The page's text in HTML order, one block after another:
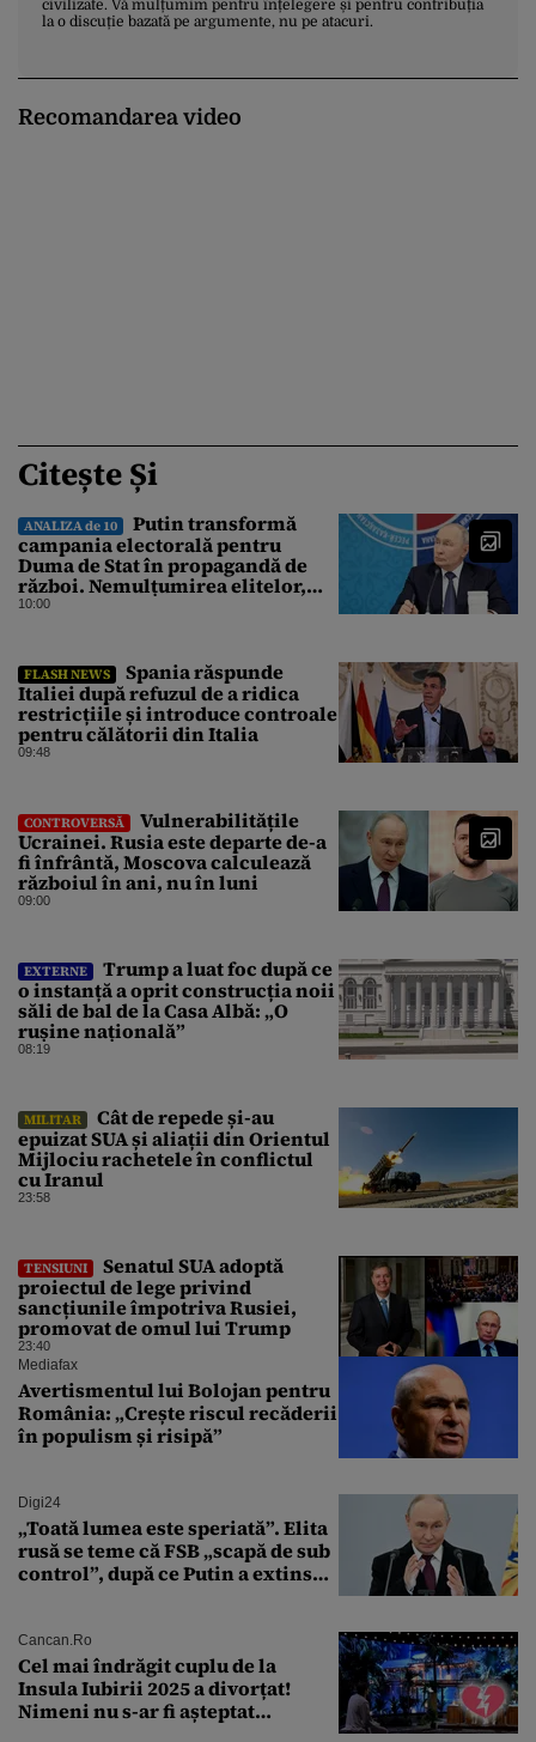
civilizate. Vă mulțumim pentru înțelegere și pentru contribuția
la o discuție bazată pe argumente, nu pe atacuri.
Recomandarea video
Citește Și
ANALIZA de 10
Putin transformă
campania electorală pentru
Duma de Stat în propagandă de
război. Nemulțumirea elitelor,
tratată cu indiferență la Kremlin
10:00
FLASH NEWS
Spania răspunde
Italiei după refuzul de a ridica
restricțiile și introduce controale
pentru călătorii din Italia
09:48
CONTROVERSĂ
Vulnerabilitățile
Ucrainei. Rusia este departe de-a
fi înfrântă, Moscova calculează
războiul în ani, nu în luni
09:00
EXTERNE
Trump a luat foc după ce
o instanță a oprit construcția noii
săli de bal de la Casa Albă: „O
rușine națională”
08:19
MILITAR
Cât de repede și-au
epuizat SUA și aliații din Orientul
Mijlociu rachetele în conflictul
cu Iranul
23:58
TENSIUNI
Senatul SUA adoptă
proiectul de lege privind
sancțiunile împotriva Rusiei,
promovat de omul lui Trump
23:40
Mediafax
Avertismentul lui Bolojan pentru
România: „Crește riscul recăderii
în populism și risipă”
Digi24
„Toată lumea este speriată”. Elita
rusă se teme că FSB „scapă de sub
control”, după ce Putin a extins
Cancan.ro
Cel mai îndrăgit cuplu de la
Insula Iubirii 2025 a divorțat!
Nimeni nu s-ar fi așteptat